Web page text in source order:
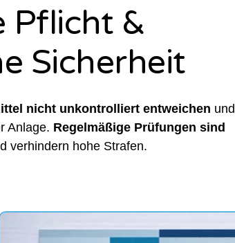
Pflicht &
Sicherheit
nicht unkontrolliert entweichen und
Anlage. Regelmäßige Prüfungen sind
verhindern hohe Strafen.